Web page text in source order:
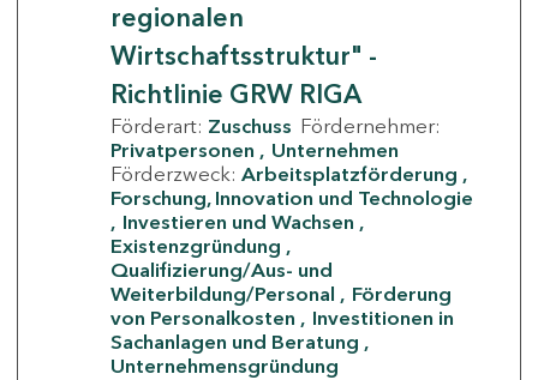
regionalen
Wirtschaftsstruktur" -
Richtlinie GRW RIGA
Förderart: Zuschuss Fördernehmer:
Privatpersonen
Unternehmen
Förderzweck: Arbeitsplatzförderung
Forschung, Innovation und Technologie
Investieren und Wachsen
Existenzgründung
Qualifizierung/Aus- und
Weiterbildung/Personal
Förderung
von Personalkosten
Investitionen in
Sachanlagen und Beratung
Unternehmensgründung